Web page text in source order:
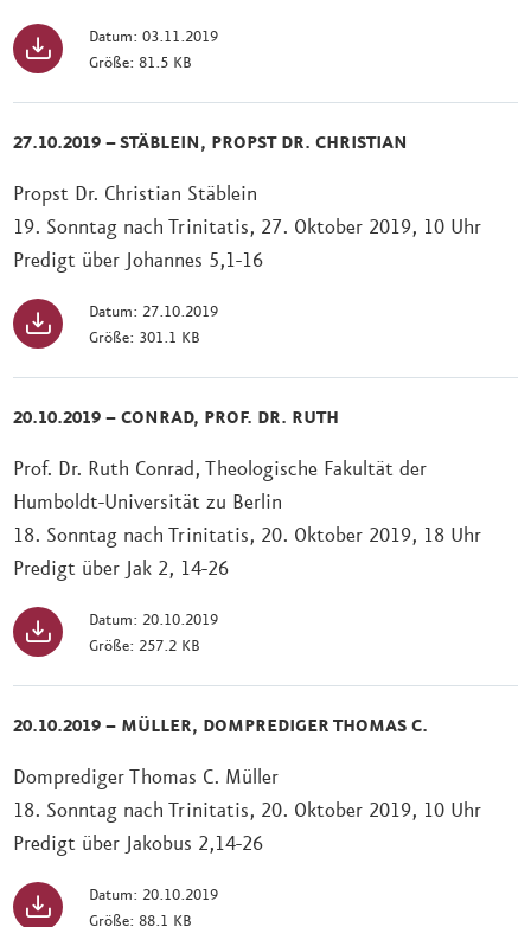
Datum: 03.11.2019
Größe: 81.5 KB
27.10.2019 – STÄBLEIN, PROPST DR. CHRISTIAN
Propst Dr. Christian Stäblein
19. Sonntag nach Trinitatis, 27. Oktober 2019, 10 Uhr
Predigt über Johannes 5,1-16
Datum: 27.10.2019
Größe: 301.1 KB
20.10.2019 – CONRAD, PROF. DR. RUTH
Prof. Dr. Ruth Conrad, Theologische Fakultät der
Humboldt-Universität zu Berlin
18. Sonntag nach Trinitatis, 20. Oktober 2019, 18 Uhr
Predigt über Jak 2, 14-26
Datum: 20.10.2019
Größe: 257.2 KB
20.10.2019 – MÜLLER, DOMPREDIGER THOMAS C.
Domprediger Thomas C. Müller
18. Sonntag nach Trinitatis, 20. Oktober 2019, 10 Uhr
Predigt über Jakobus 2,14-26
Datum: 20.10.2019
Größe: 88.1 KB